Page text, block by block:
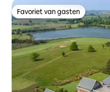
Favoriet van gasten
Favoriet van gasten